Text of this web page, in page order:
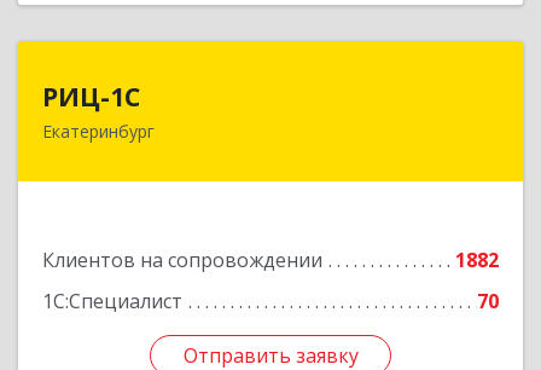
РИЦ-1С
Екатеринбург
Клиентов на сопровождении
1882
1С:Специалист
70
Отправить заявку
620102, Свердловская обл, Екатеринбург г,
Отправить заявку